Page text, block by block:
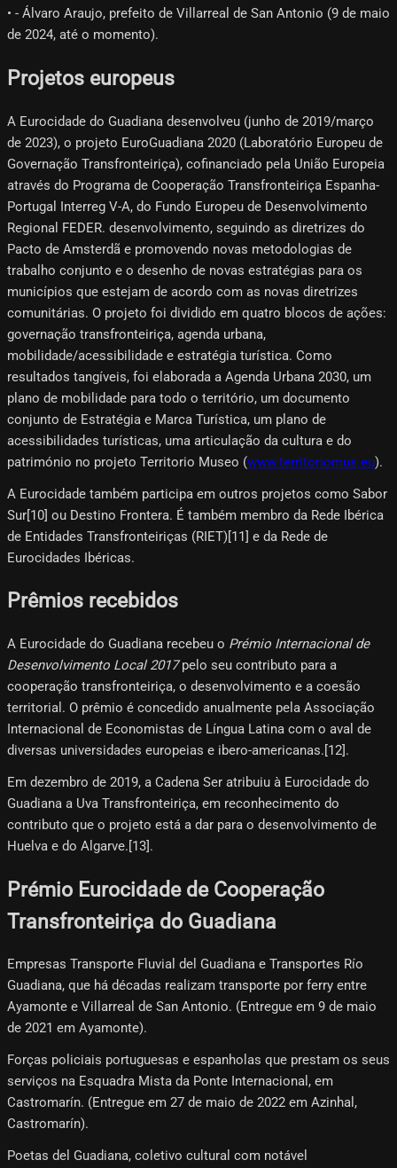
• - Álvaro Araujo, prefeito de Villarreal de San Antonio (9 de maio
de 2024, até o momento).
Projetos europeus
A Eurocidade do Guadiana desenvolveu (junho de 2019/março
de 2023), o projeto EuroGuadiana 2020 (Laboratório Europeu de
Governação Transfronteiriça), cofinanciado pela União Europeia
através do Programa de Cooperação Transfronteiriça Espanha-
Portugal Interreg V-A, do Fundo Europeu de Desenvolvimento
Regional FEDER. desenvolvimento, seguindo as diretrizes do
Pacto de Amsterdã e promovendo novas metodologias de
trabalho conjunto e o desenho de novas estratégias para os
municípios que estejam de acordo com as novas diretrizes
comunitárias. O projeto foi dividido em quatro blocos de ações:
governação transfronteiriça, agenda urbana,
mobilidade/acessibilidade e estratégia turística. Como
resultados tangíveis, foi elaborada a Agenda Urbana 2030, um
plano de mobilidade para todo o território, um documento
conjunto de Estratégia e Marca Turística, um plano de
acessibilidades turísticas, uma articulação da cultura e do
património no projeto Territorio Museo (www.territoriomus.eu).
A Eurocidade também participa em outros projetos como Sabor
Sur[10]​ ou Destino Frontera. É também membro da Rede Ibérica
de Entidades Transfronteiriças (RIET)[11]​ e da Rede de
Eurocidades Ibéricas.
Prêmios recebidos
A Eurocidade do Guadiana recebeu o Prémio Internacional de
Desenvolvimento Local 2017pelo seu contributo para a
cooperação transfronteiriça, o desenvolvimento e a coesão
territorial. O prêmio é concedido anualmente pela Associação
Internacional de Economistas de Língua Latina com o aval de
diversas universidades europeias e ibero-americanas.[12]​.
Em dezembro de 2019, a Cadena Ser atribuiu à Eurocidade do
Guadiana a Uva Transfronteiriça, em reconhecimento do
contributo que o projeto está a dar para o desenvolvimento de
Huelva e do Algarve.[13]​.
Prémio Eurocidade de Cooperação
Transfronteiriça do Guadiana
Empresas Transporte Fluvial del Guadiana e Transportes Río
Guadiana, que há décadas realizam transporte por ferry entre
Ayamonte e Villarreal de San Antonio. (Entregue em 9 de maio
de 2021 em Ayamonte).
Forças policiais portuguesas e espanholas que prestam os seus
serviços na Esquadra Mista da Ponte Internacional, em
Castromarín. (Entregue em 27 de maio de 2022 em Azinhal,
Castromarín).
Poetas del Guadiana, coletivo cultural com notável